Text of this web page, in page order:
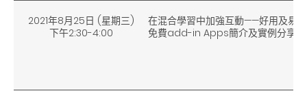
2021年8月25日 (星期三)
下午2:30-4:00
在混合學習中加強互動——好用及易
免費add-in Apps簡介及實例分享